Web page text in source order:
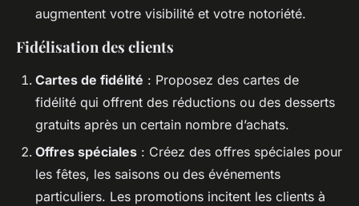
augmentent votre visibilité et votre notoriété.
Fidélisation des clients
Cartes de fidélité : Proposez des cartes de
fidélité qui offrent des réductions ou des desserts
gratuits après un certain nombre d’achats.
Offres spéciales : Créez des offres spéciales pour
les fêtes, les saisons ou des événements
particuliers. Les promotions incitent les clients à